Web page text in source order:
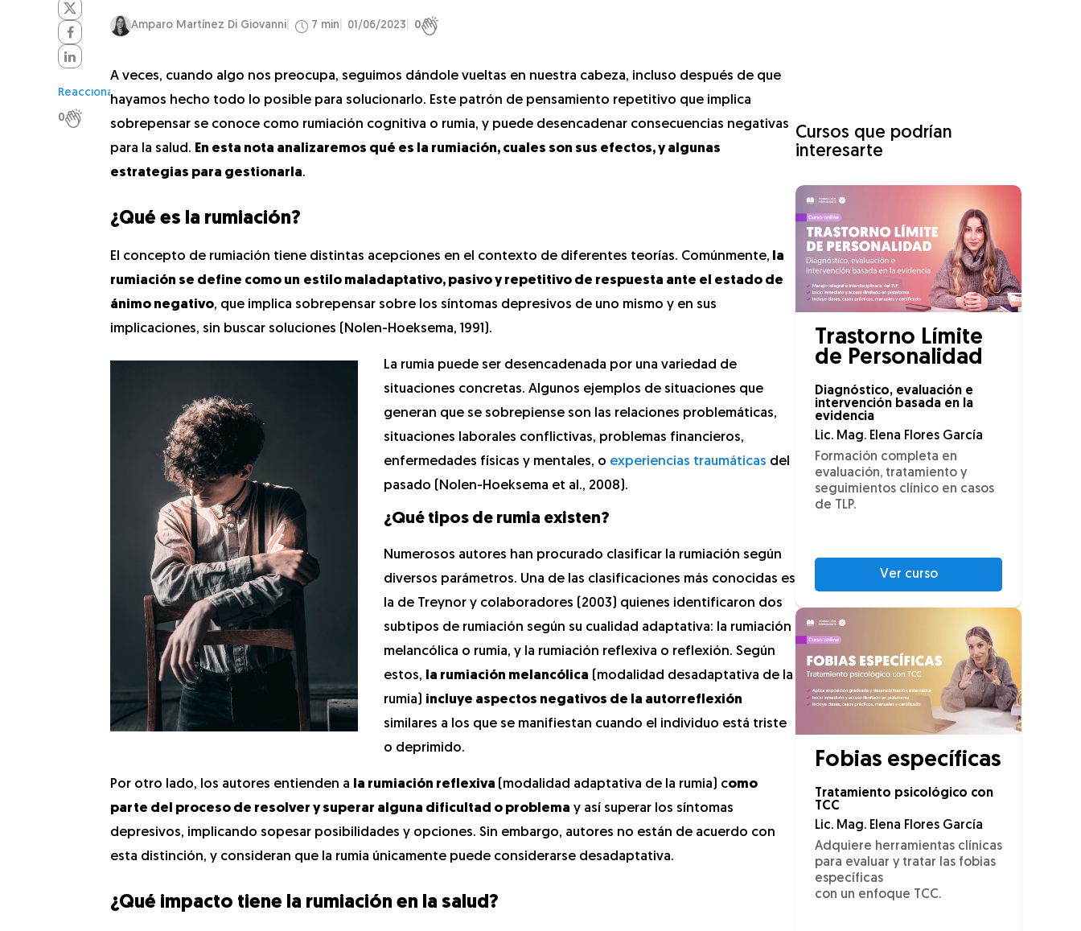
Reacciona
0
Amparo Martínez Di Giovanni 7 min 01/06/2023 0
A veces, cuando algo nos preocupa, seguimos dándole vueltas en nuestra cabeza, incluso después de que
hayamos hecho todo lo posible para solucionarlo. Este patrón de pensamiento repetitivo que implica
sobrepensar se conoce como rumiación cognitiva o rumia, y puede desencadenar consecuencias negativas
para la salud. En esta nota analizaremos qué es la rumiación, cuales son sus efectos, y algunas
estrategias para gestionarla.
¿Qué es la rumiación?
El concepto de rumiación tiene distintas acepciones en el contexto de diferentes teorías. Comúnmente, la
rumiación se define como un estilo maladaptativo, pasivo y repetitivo de respuesta ante el estado de
ánimo negativo, que implica sobrepensar sobre los síntomas depresivos de uno mismo y en sus
implicaciones, sin buscar soluciones (Nolen-Hoeksema, 1991).
La rumia puede ser desencadenada por una variedad de
situaciones concretas. Algunos ejemplos de situaciones que
generan que se sobrepiense son las relaciones problemáticas,
situaciones laborales conflictivas, problemas financieros,
enfermedades físicas y mentales, o experiencias traumáticas del
pasado (Nolen-Hoeksema et al., 2008).
¿Qué tipos de rumia existen?
Numerosos autores han procurado clasificar la rumiación según
diversos parámetros. Una de las clasificaciones más conocidas es
la de Treynor y colaboradores (2003) quienes identificaron dos
subtipos de rumiación según su cualidad adaptativa: la rumiación
melancólica o rumia, y la rumiación reflexiva o reflexión. Según
estos,
la rumiación melancólica (modalidad desadaptativa de la
rumia) incluye aspectos negativos de la autorreflexión
similares a los que se manifiestan cuando el individuo está triste
o deprimido.
Por otro lado, los autores entienden a la rumiación reflexiva (modalidad adaptativa de la rumia) como
parte del proceso de resolver y superar alguna dificultad o problema y así superar los síntomas
depresivos, implicando sopesar posibilidades y opciones. Sin embargo, autores no están de acuerdo con
esta distinción, y consideran que la rumia únicamente puede considerarse desadaptativa.
¿Qué impacto tiene la rumiación en la salud?
Cursos que podrían
interesarte
Trastorno Límite
de Personalidad
Diagnóstico, evaluación e
intervención basada en la
evidencia
Lic. Mag. Elena Flores García
Formación completa en
evaluación, tratamiento y
seguimientos clínico en casos
de TLP.
Ver curso
Fobias específicas
Tratamiento psicológico con
TCC
Lic. Mag. Elena Flores García
Adquiere herramientas clínicas
para evaluar y tratar las fobias
específicas
con un enfoque TCC.